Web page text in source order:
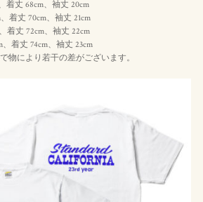
着丈 68cm、袖丈 20cm
着丈 70cm、袖丈 21cm
着丈 72cm、袖丈 22cm
着丈 74cm、袖丈 23cm
物により若干の差がございます。